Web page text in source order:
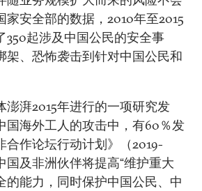
家安全部的数据，2010年至2015
350起涉及中国公民的安全事
架、恐怖袭击到针对中国公民和
澎湃2015年进行的一项研究发
国海外工人的攻击中，有60％发
合作论坛行动计划》（2019-
国及非洲伙伴将提高“维护重大
的能力，同时保护中国公民、中